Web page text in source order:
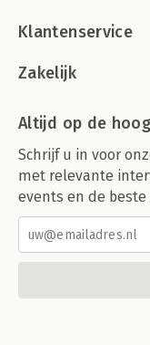
Klantenservice
Zakelijk
Altijd op de
Schrijf u in voor
met relevante
events en de beste